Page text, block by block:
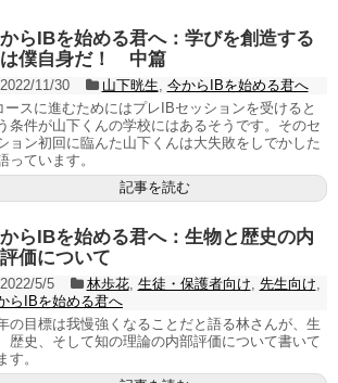
らIBを始める君へ：学びを創造する
僕自身だ！ 中篇
2022/11/30 山下晄生 今からIBを始める君へ
ースに進むためにはプレIBセッションを受けると
条件が山下くんの学校にはあるそうです。そのセ
ョン初回に臨んた山下くんは大失敗をしでかした
っています。
記事を読む
らIBを始める君へ：生物と歴史の内
価について
2022/5/5 林歩花, 生徒・保護者向け 先生向け
らIBを始める君へ
の目標は我慢強くなることだと語る林さんが、生
歴史、そして知の理論の内部評価について書いて
す。